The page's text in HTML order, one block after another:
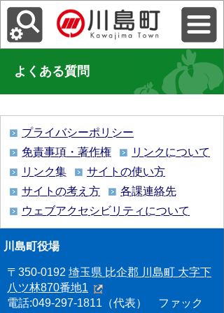
よくある質問
プライバシーポリシー
免責事項・著作権
リンクについて
リンク集
サイトの使い方
サイトの考え方
各課連絡先
ウェブアクセシビリティについて
川島町役場
〒350-0192 埼玉県 比企郡 川島町 大字下
八ツ林870番地1
電話:049-297-1811（代表） ファック